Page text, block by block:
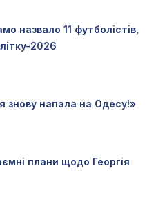
назвало 11 футболістів,
2026
знову напала на Одесу!»
плани щодо Георгія